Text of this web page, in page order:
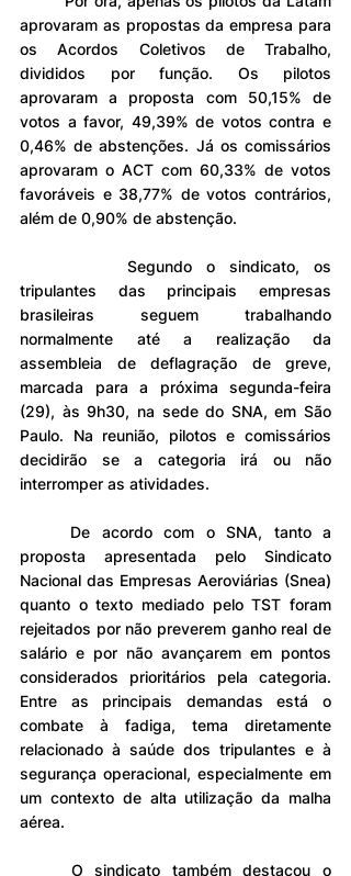
aprovaram as propostas da empresa para
os Acordos Coletivos de Trabalho,
divididos por função. Os pilotos
aprovaram a proposta com 50,15% de
votos a favor, 49,39% de votos contra e
0,46% de abstenções. Já os comissários
aprovaram o ACT com 60,33% de votos
favoráveis e 38,77% de votos contrários,
além de 0,90% de abstenção.
tripulantes das principais empresas
brasileiras seguem trabalhando
normalmente até a realização da
assembleia de deflagração de greve,
marcada para a próxima segunda-feira
(29), às 9h30, na sede do SNA, em São
Paulo. Na reunião, pilotos e comissários
decidirão se a categoria irá ou não
interromper as atividades.
proposta apresentada pelo Sindicato
Nacional das Empresas Aeroviárias (Snea)
quanto o texto mediado pelo TST foram
rejeitados por não preverem ganho real de
salário e por não avançarem em pontos
considerados prioritários pela categoria.
Entre as principais demandas está o
combate à fadiga, tema diretamente
relacionado à saúde dos tripulantes e à
segurança operacional, especialmente em
um contexto de alta utilização da malha
aérea.